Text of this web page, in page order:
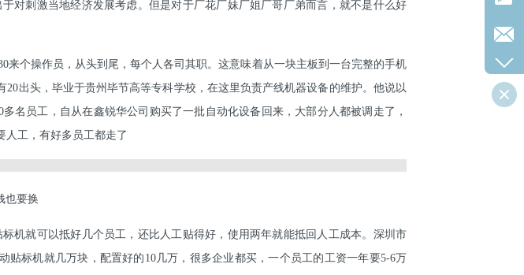
对刺激当地经济发展考虑。但是对于厂花厂妹厂姐厂哥厂弟而言，就不是什么好
来个操作员，从头到尾，每个人各司其职。这意味着从一块主板到一台完整的手机
出头，毕业于贵州毕节高等专科学校，在这里负责产线机器设备的维护。他说以
名员工，自从在鑫锐华公司购买了一批自动化设备回来，大部分人都被调走了，
人工，有好多员工都走了
也要换
机就可以抵好几个员工，还比人工贴得好，使用两年就能抵回人工成本。深圳市
贴标机就几万块，配置好的10几万，很多企业都买，一个员工的工资一年要5-6万